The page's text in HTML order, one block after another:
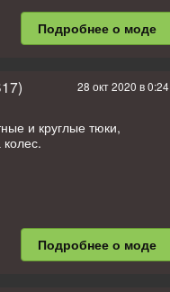
Подробнее о моде
28 окт 2020 в 0:24
и круглые тюки,
колес.
Подробнее о моде